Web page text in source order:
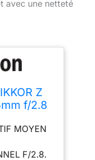
avec une netteté
Z
f/2.8
MOYEN
F/2.8.